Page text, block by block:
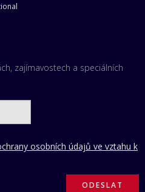
zajímavostech a speciálních
osobních údajů ve vztahu k